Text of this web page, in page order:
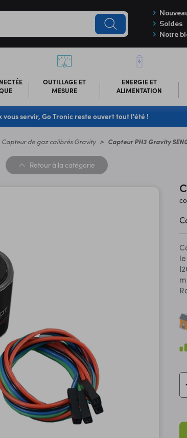
Soldes
Notre
OUTILLAGE ET
MESURE
ENERGIE ET
ALIMENTATION
vous servir, Go Tronic reste ouvert tout l'été !
Capteur de gaz calibrés Gravity Capteur PH3 Gravity
Retour à la catégorie